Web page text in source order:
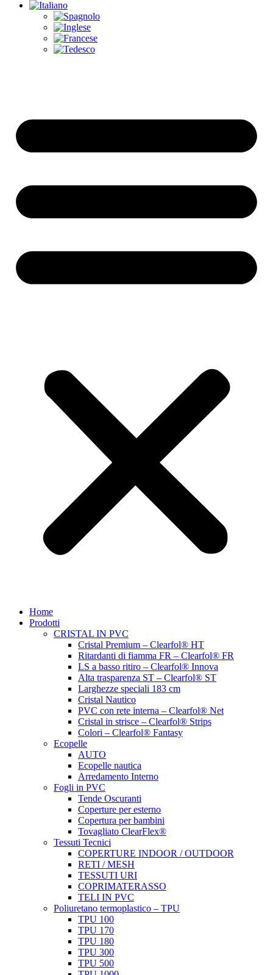
Home
Prodotti
CRISTAL IN PVC
Cristal Premium – Clearfol® HT
Ritardanti di fiamma FR – Clearfol® FR
LS a basso ritiro – Clearfol® Innova
Alta trasparenza ST – Clearfol® ST
Larghezze speciali 183 cm
Cristal Nautico
PVC con rete interna – Clearfol® Net
Cristal in strisce – Clearfol® Strips
Colori – Clearfol® Fantasy
Ecopelle
AUTO
Ecopelle nautica
Arredamento Interno
Fogli in PVC
Tende Oscuranti
Coperture per esterno
Copertura per bambini
Tovagliato ClearFlex®
Tessuti Tecnici
COPERTURE INDOOR / OUTDOOR
RETI / MESH
TESSUTI URI
COPRIMATERASSO
TELI IN PVC
Poliuretano termoplastico – TPU
TPU 100
TPU 170
TPU 180
TPU 300
TPU 500